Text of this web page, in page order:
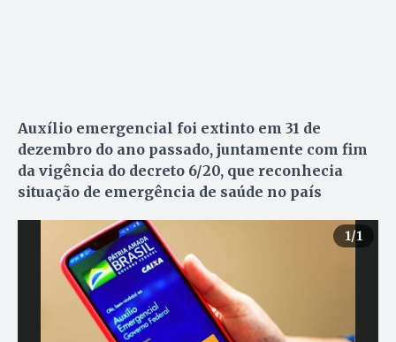
Auxílio emergencial foi extinto em 31 de
dezembro do ano passado, juntamente com fim
da vigência do decreto 6/20, que reconhecia
situação de emergência de saúde no país
1/1